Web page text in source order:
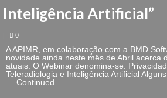
Inteligência Artificial”
| 0
A APIMR, em colaboração com a BMD
novidade ainda neste mês de Abril acerca
atuais. O Webinar denomina-se:
Teleradiologia e Inteligência Artificial
Continued